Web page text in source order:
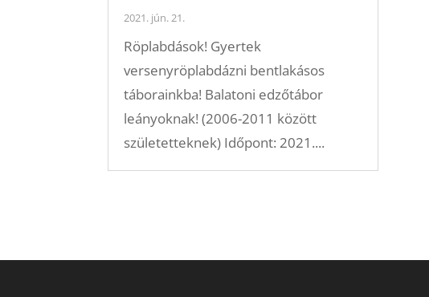
2021. jún. 21.
Röplabdások! Gyertek
versenyröplabdázni bentlakásos
táborainkba! Balatoni edzőtábor
leányoknak! (2006-2011 között
születetteknek) Időpont: 2021....